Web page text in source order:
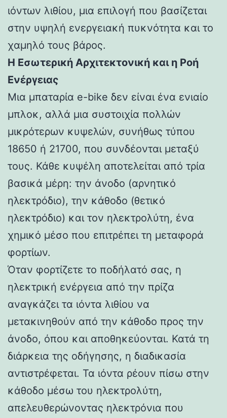
ιόντων λιθίου, μια επιλογή που βασίζεται
στην υψηλή ενεργειακή πυκνότητα και το
χαμηλό τους βάρος.
Η Εσωτερική Αρχιτεκτονική και η Ροή
Ενέργειας
Μια μπαταρία e-bike δεν είναι ένα ενιαίο
μπλοκ, αλλά μια συστοιχία πολλών
μικρότερων κυψελών, συνήθως τύπου
18650 ή 21700, που συνδέονται μεταξύ
τους. Κάθε κυψέλη αποτελείται από τρία
βασικά μέρη: την άνοδο (αρνητικό
ηλεκτρόδιο), την κάθοδο (θετικό
ηλεκτρόδιο) και τον ηλεκτρολύτη, ένα
χημικό μέσο που επιτρέπει τη μεταφορά
φορτίων.
Όταν φορτίζετε το ποδήλατό σας, η
ηλεκτρική ενέργεια από την πρίζα
αναγκάζει τα ιόντα λιθίου να
μετακινηθούν από την κάθοδο προς την
άνοδο, όπου και αποθηκεύονται. Κατά τη
διάρκεια της οδήγησης, η διαδικασία
αντιστρέφεται. Τα ιόντα ρέουν πίσω στην
κάθοδο μέσω του ηλεκτρολύτη,
απελευθερώνοντας ηλεκτρόνια που